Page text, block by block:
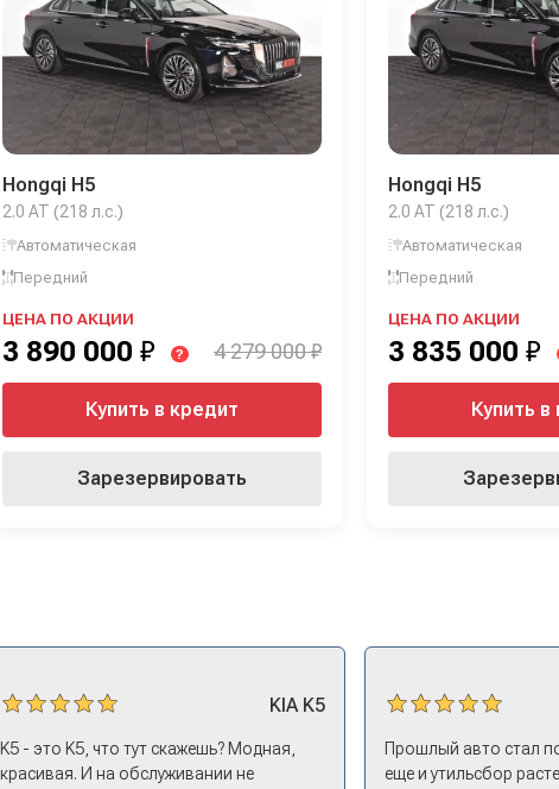
Hongqi H5
2.0 AT (218 л.с.)
Автоматическая
Передний
ЦЕНА ПО АКЦИИ
3 890 000 ₽ ? 4 279 000 ₽
Купить в кредит
Зарезервировать
Hongqi H5
2.0 AT (218 л.с.)
Автоматическая
Передний
ЦЕНА ПО АКЦИИ
3 835 000 ₽
Купить
KIA K5
K5 - это K5, что тут скажешь? Модная,
красивая. И на обслуживании не
Прошлый авто стал
еще и утильсбор